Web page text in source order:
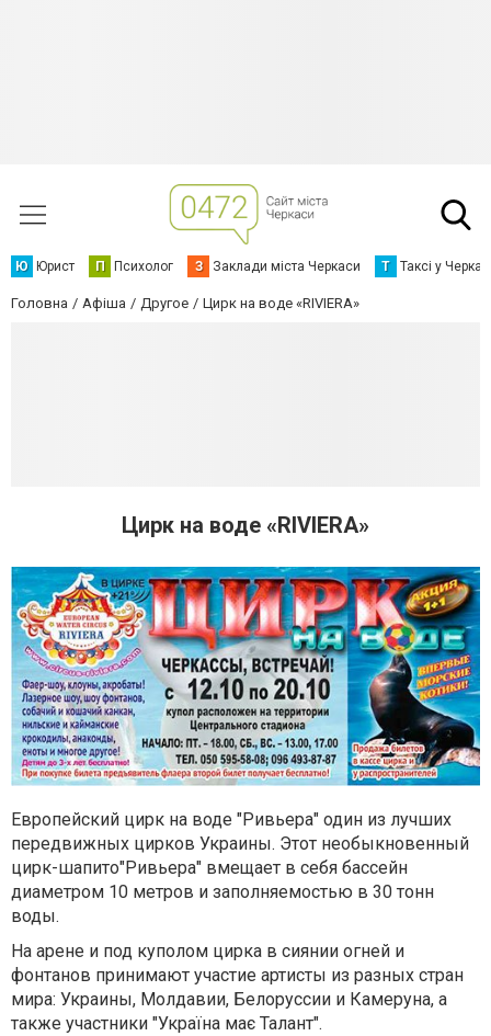
Ю Юрист П Психолог З Заклади міста Черкаси Т Таксі у
Головна Афіша Другое Цирк на воде «RIVIERA»
Цирк на воде «RIVIERA»
Европейский цирк на воде "Ривьера" один из лучших
передвижных цирков Украины. Этот необыкновенный
цирк-шапито"Ривьера" вмещает в себя бассейн
диаметром 10 метров и заполняемостью в 30 тонн
воды.
На арене и под куполом цирка в сиянии огней и
фонтанов принимают участие артисты из разных стран
мира: Украины, Молдавии, Белоруссии и Камеруна, а
также участники "Україна має Талант".